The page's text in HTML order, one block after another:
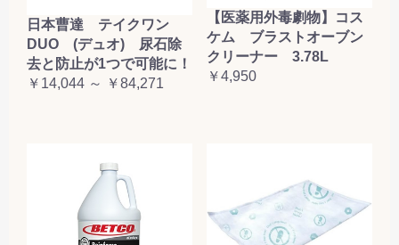
日本曹達 テイクワン
DUO (デュオ) 尿石除
去と防止が1つで可能に！
￥14,044 ～ ￥84,271
【医薬用外毒劇物】コス
ケム ブラストオーブン
クリーナー 3.78L
￥4,950